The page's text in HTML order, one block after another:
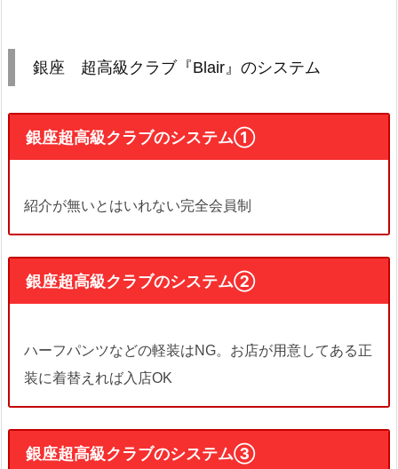
銀座 超高級クラブ『Blair』のシステム
銀座超高級クラブのシステム①
紹介が無いとはいれない完全会員制
銀座超高級クラブのシステム②
ハーフパンツなどの軽装はNG。お店が用意してある正
装に着替えれば入店OK
銀座超高級クラブのシステム③